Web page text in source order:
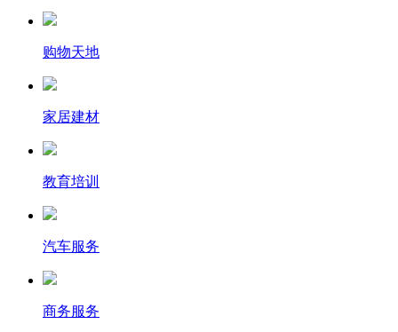
购物天地
家居建材
教育培训
汽车服务
商务服务